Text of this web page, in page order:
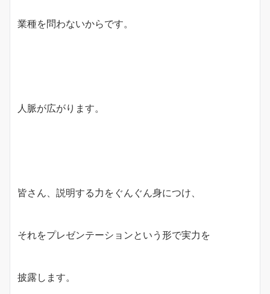
業種を問わないからです。
人脈が広がります。
皆さん、説明する力をぐんぐん身につけ、
それをプレゼンテーションという形で実力を
披露します。